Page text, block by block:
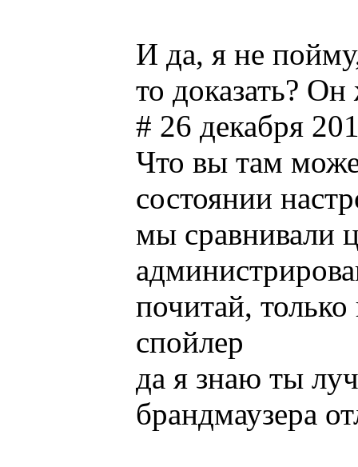
И да, я не
то доказать?
# 26 декабря
Что вы там
состоянии
мы сравнивали
почитай,
cпойлер
да я знаю ты
брандмаузера